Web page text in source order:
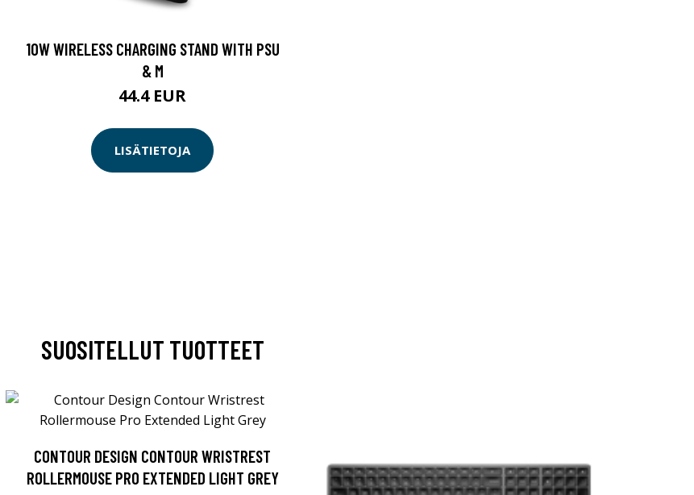
10W WIRELESS CHARGING STAND WITH PSU
& M
44.4 EUR
LISÄTIETOJA
SUOSITELLUT TUOTTEET
CONTOUR DESIGN CONTOUR WRISTREST
ROLLERMOUSE PRO EXTENDED LIGHT GREY